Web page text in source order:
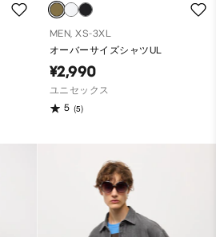
MEN, XS-3XL
オーバーサイズシャツUL
¥2,990
ユニセックス
5 (5)